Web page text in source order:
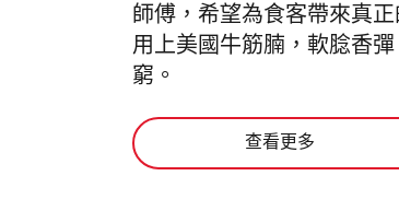
師傅，希望為食客帶來真
用上美國牛筋腩，軟腍香
窮。
查看更多